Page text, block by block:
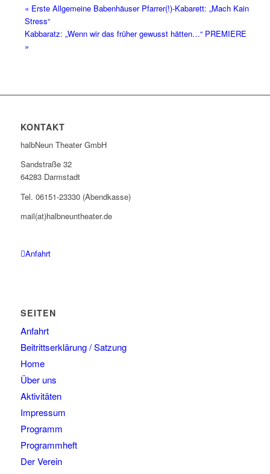
« Erste Allgemeine Babenhäuser Pfarrer(!)-Kabarett: „Mach Kain
Stress“
Kabbaratz: „Wenn wir das früher gewusst hätten…“ PREMIERE
»
KONTAKT
halbNeun Theater GmbH
Sandstraße 32
64283 Darmstadt
Tel. 06151-23330 (Abendkasse)
mail(at)halbneuntheater.de
Anfahrt
SEITEN
Anfahrt
Beitrittserklärung / Satzung
Home
Über uns
Aktivitäten
Impressum
Programm
Programmheft
Der Verein